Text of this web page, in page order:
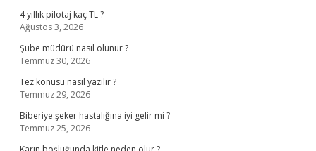
4 yıllık pilotaj kaç TL ?
Ağustos 3, 2026
Şube müdürü nasıl olunur ?
Temmuz 30, 2026
Tez konusu nasıl yazılır ?
Temmuz 29, 2026
Biberiye şeker hastalığına iyi gelir mi ?
Temmuz 25, 2026